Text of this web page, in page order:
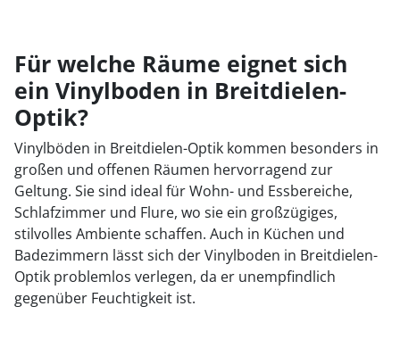
Für welche Räume eignet sich
ein Vinylboden in Breitdielen-
Optik?
Vinylböden in Breitdielen-Optik kommen besonders in
großen und offenen Räumen hervorragend zur
Geltung. Sie sind ideal für Wohn- und Essbereiche,
Schlafzimmer und Flure, wo sie ein großzügiges,
stilvolles Ambiente schaffen. Auch in Küchen und
Badezimmern lässt sich der Vinylboden in Breitdielen-
Optik problemlos verlegen, da er unempfindlich
gegenüber Feuchtigkeit ist.